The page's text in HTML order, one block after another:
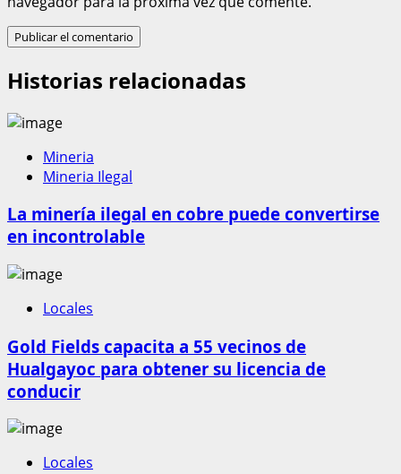
Historias relacionadas
Mineria
Mineria Ilegal
La minería ilegal en cobre puede convertirse
en incontrolable
Locales
Gold Fields capacita a 55 vecinos de
Hualgayoc para obtener su licencia de
conducir
Locales